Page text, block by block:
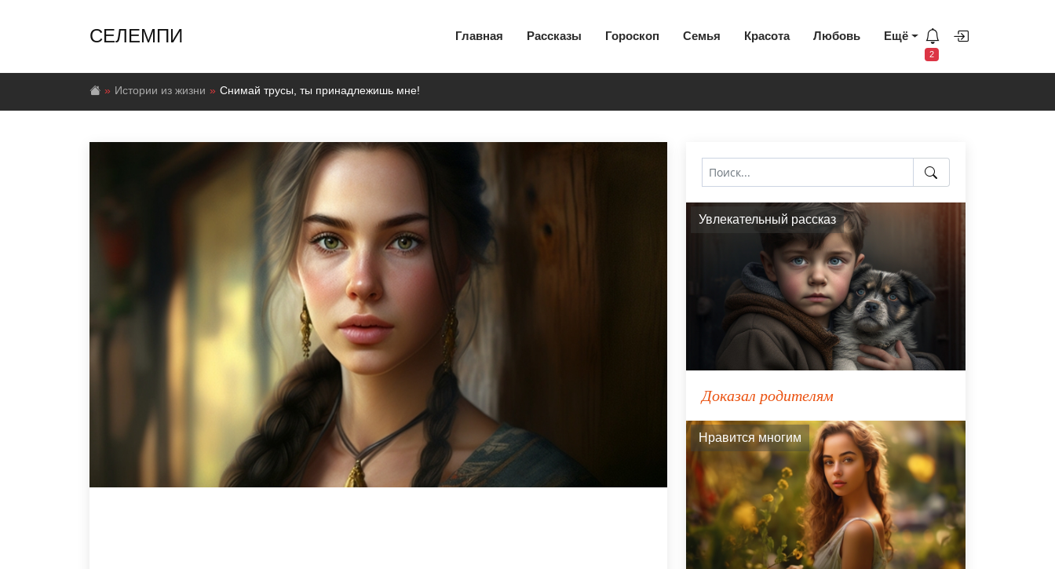
СЕЛЕМПИ Главная Рассказы Гороскоп Семья Красота Любовь Ещё
2
Истории из жизни Снимай трусы, ты принадлежишь мне!
Увлекательный рассказ
Доказал родителям
Нравится многим